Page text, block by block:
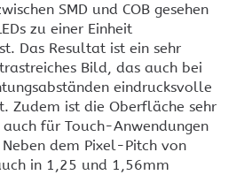
SMD und COB gesehen
zu einer Einheit
Das Resultat ist ein sehr
Bild, das auch bei
eindrucksvolle
Zudem ist die Oberfläche sehr
für Touch-Anwendungen
dem Pixel-Pitch von
in 1,25 und 1,56mm